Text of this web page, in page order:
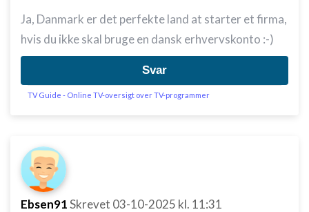
Ja, Danmark er det perfekte land at starter et firma,
hvis du ikke skal bruge en dansk erhvervskonto :-)
Svar
TV Guide - Online TV-oversigt over TV-programmer
Ebsen91Skrevet 03-10-2025 kl. 11:31